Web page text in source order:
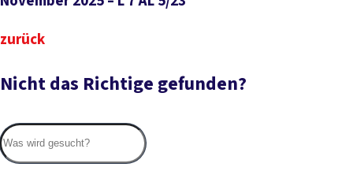
zurück
Nicht das Richtige gefunden?